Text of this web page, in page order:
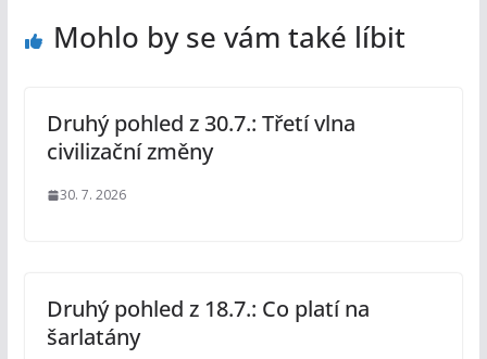
Mohlo by se vám také líbit
Druhý pohled z 30.7.: Třetí vlna
civilizační změny
30. 7. 2026
Druhý pohled z 18.7.: Co platí na
šarlatány